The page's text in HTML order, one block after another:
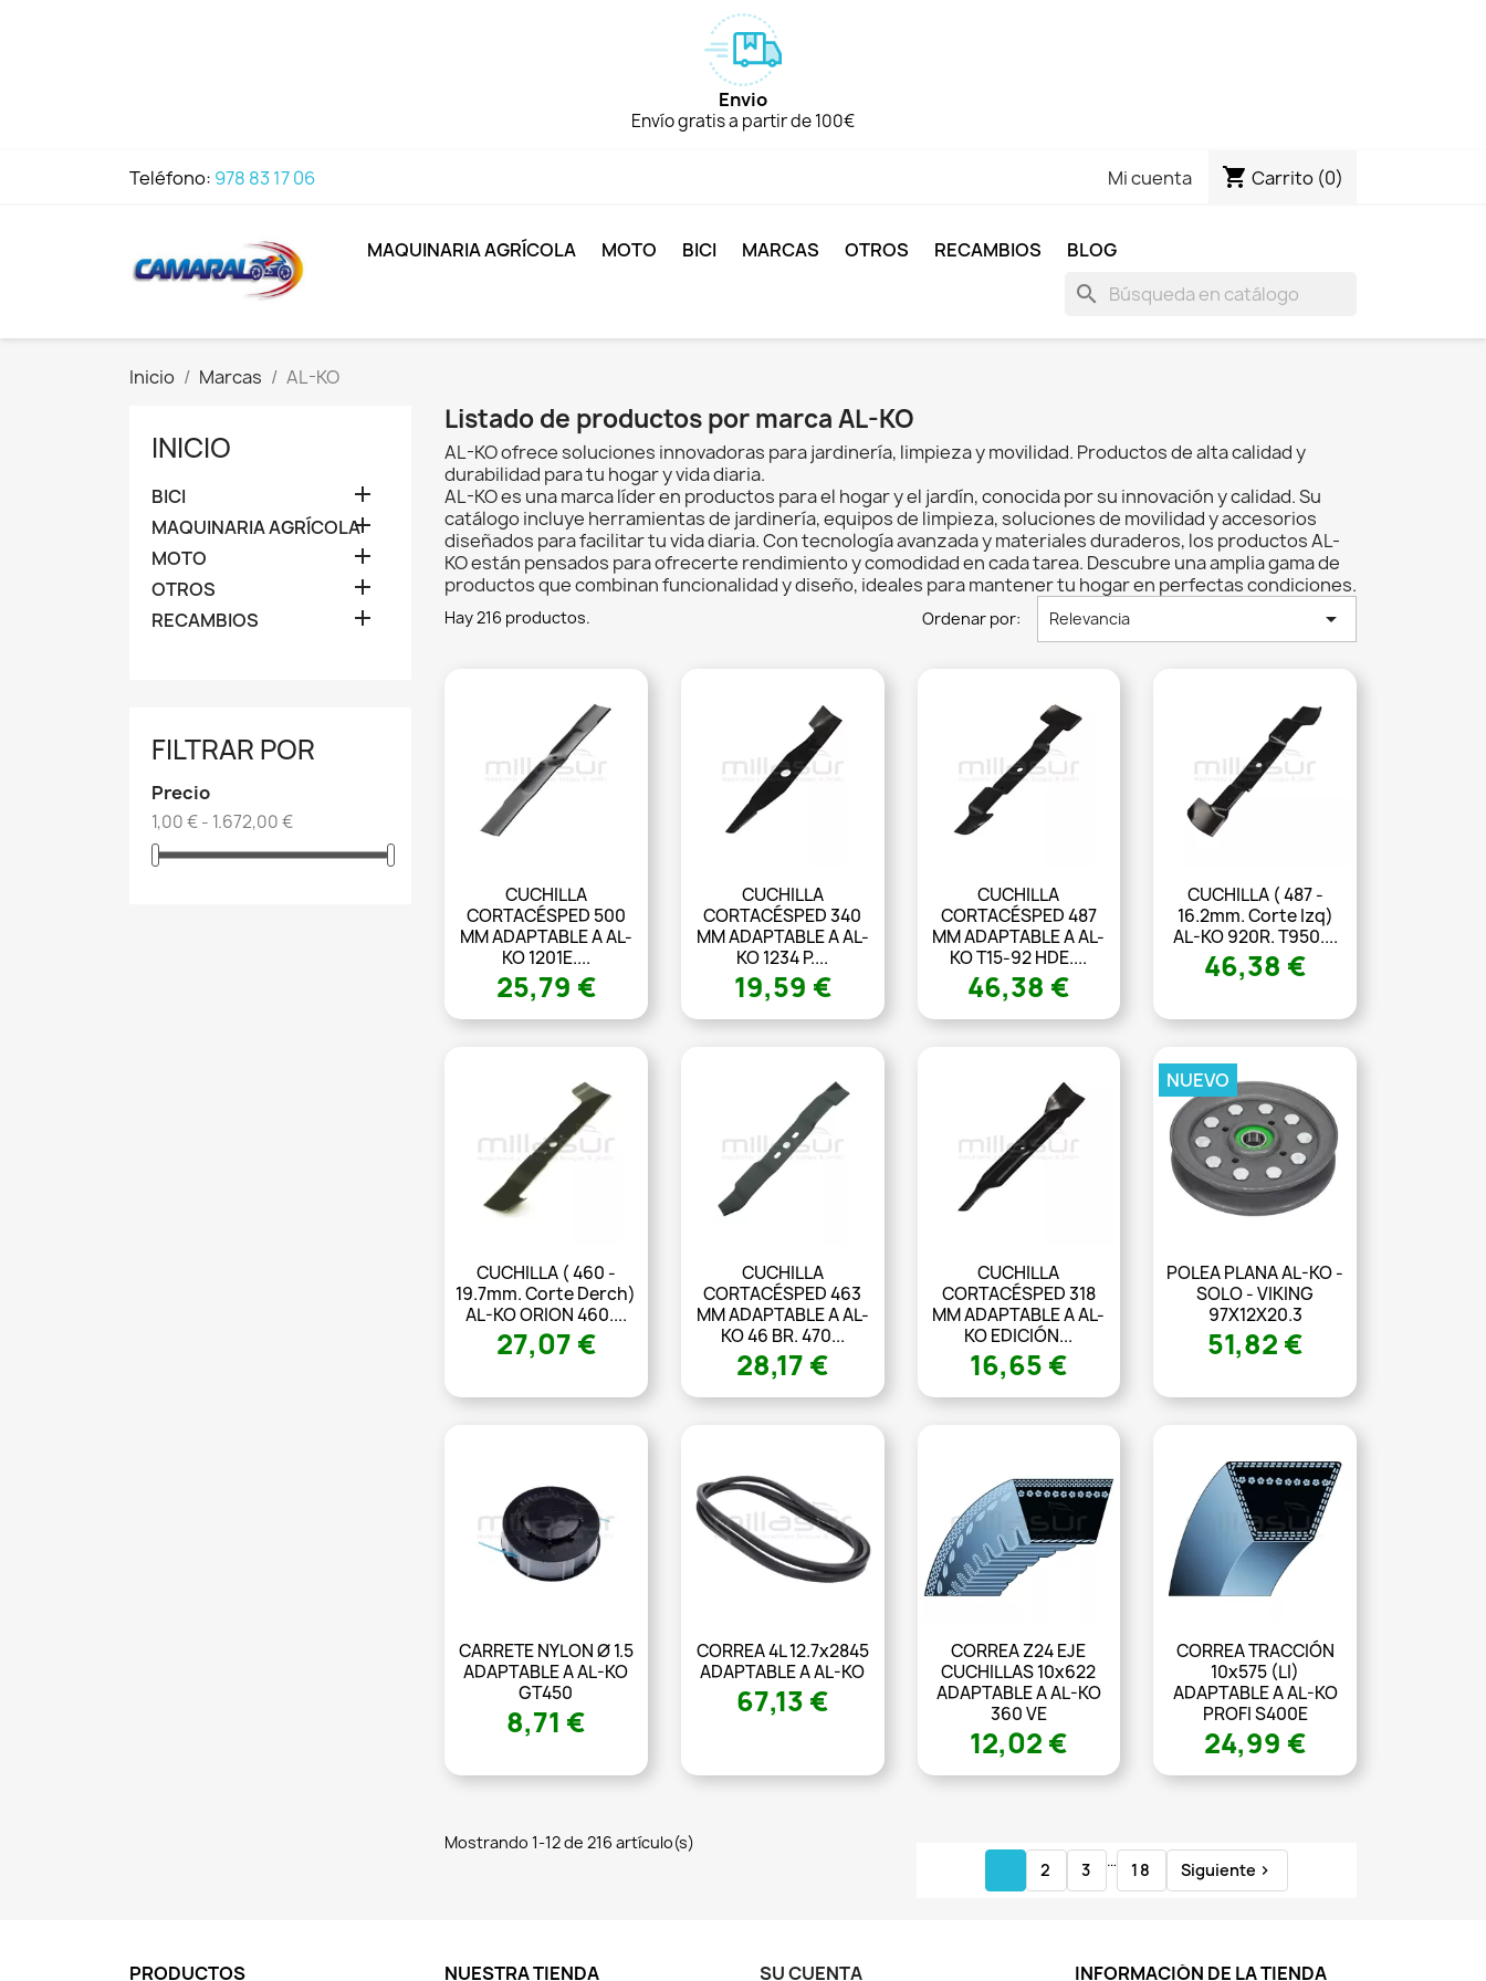
Envio
Envío gratis a partir de 100€
Teléfono: 978 83 17 06 Mi cuenta shopping_cart Carrito (0)
MAQUINARIA AGRÍCOLA MOTO BICI MARCAS OTROS RECAMBIOS BLOG
search
Inicio Marcas AL-KO
INICIO
BICI 
MAQUINARIA AGRÍCOLA
MOTO 
OTROS 
RECAMBIOS 
FILTRAR POR
Precio
1,00 € - 1.672,00 €
Listado de productos por marca AL-KO
AL-KO ofrece soluciones innovadoras para jardinería, limpieza y movilidad. Productos de alta calidad y
durabilidad para tu hogar y vida diaria.
AL-KO es una marca líder en productos para el hogar y el jardín, conocida por su innovación y calidad. Su
catálogo incluye herramientas de jardinería, equipos de limpieza, soluciones de movilidad y accesorios
diseñados para facilitar tu vida diaria. Con tecnología avanzada y materiales duraderos, los productos AL-
KO están pensados para ofrecerte rendimiento y comodidad en cada tarea. Descubre una amplia gama de
productos que combinan funcionalidad y diseño, ideales para mantener tu hogar en perfectas condiciones.
Hay 216 productos. Ordenar por: Relevancia 
CUCHILLA
CORTACÉSPED 500
MM ADAPTABLE A AL-
KO 1201E....
25,79 €
CUCHILLA
CORTACÉSPED 340
MM ADAPTABLE A AL-
KO 1234 P....
19,59 €
CUCHILLA
CORTACÉSPED 487
MM ADAPTABLE A AL-
KO T15-92 HDE....
46,38 €
CUCHILLA ( 487 -
16.2mm. Corte Izq)
AL-KO 920R. T950....
46,38 €
CUCHILLA ( 460 -
19.7mm. Corte Derch)
AL-KO ORION 460....
27,07 €
CUCHILLA
CORTACÉSPED 463
MM ADAPTABLE A AL-
KO 46 BR. 470...
28,17 €
CUCHILLA
CORTACÉSPED 318
MM ADAPTABLE A AL-
KO EDICIÓN...
16,65 €
POLEA PLANA AL-KO -
SOLO - VIKING
97X12X20.3
51,82 €
NUEVO
CARRETE NYLON Ø 1.5
ADAPTABLE A AL-KO
GT450
8,71 €
CORREA 4L 12.7x2845
ADAPTABLE A AL-KO
67,13 €
CORREA Z24 EJE
CUCHILLAS 10x622
ADAPTABLE A AL-KO
360 VE
12,02 €
CORREA TRACCIÓN
10x575 (LI)
ADAPTABLE A AL-KO
PROFI S400E
24,99 €
Mostrando 1-12 de 216 artículo(s)
2 3 … 18 Siguiente 
PRODUCTOS NUESTRA TIENDA SU CUENTA INFORMACIÓN DE LA TIENDA